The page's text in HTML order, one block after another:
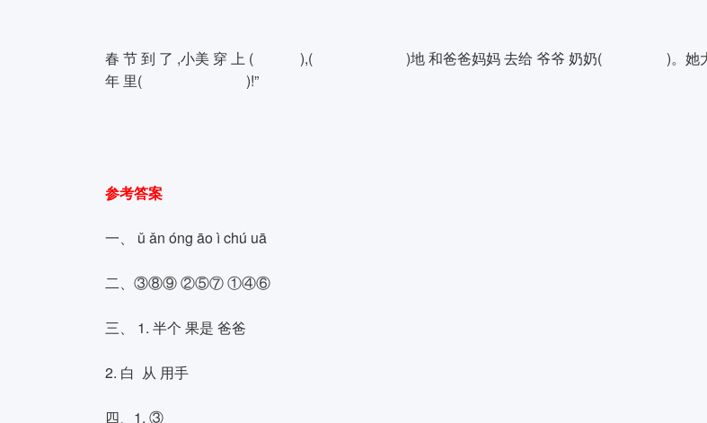
春 节 到 了 ,小美 穿 上 ( ),( )地 和爸爸妈妈 去给 爷爷 奶奶( )。她
年 里( )!”
参考答案
一、 ǔ ǎn óng āo ì chú uā
二、③⑧⑨ ②⑤⑦ ①④⑥
三、 1. 半个 果是 爸爸
2. 白 从 用手
四、1. ③